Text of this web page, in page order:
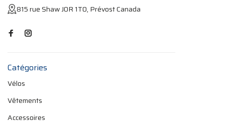
815 rue Shaw J0R 1T0, Prévost Canada
Catégories
Vélos
Vêtements
Accessoires